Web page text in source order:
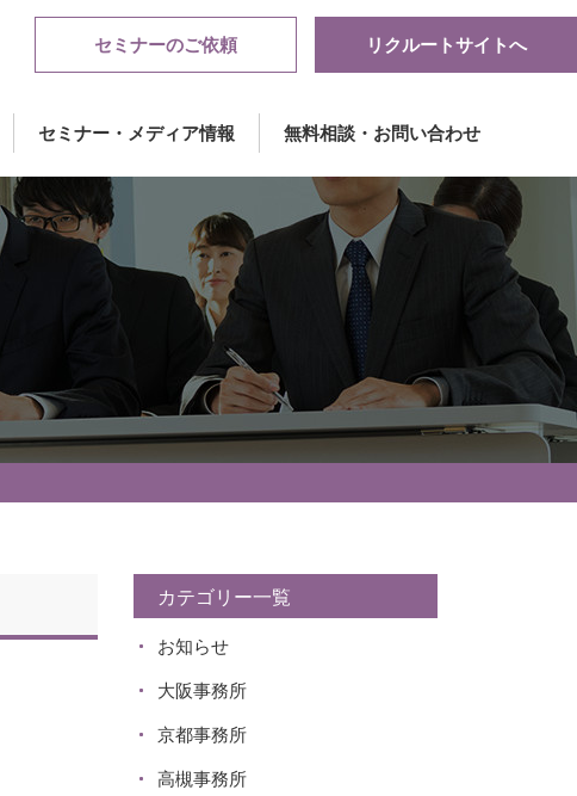
セミナーのご依頼 リクルートサイトへ
セミナー・メディア情報 無料相談・お問い合わせ
カテゴリー一覧
お知らせ
大阪事務所
京都事務所
高槻事務所